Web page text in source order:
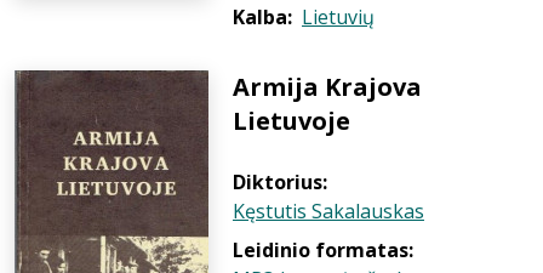
Kalba: Lietuvių
Armija Krajova
Lietuvoje
Diktorius:
Kęstutis Sakalauskas
Leidinio formatas: